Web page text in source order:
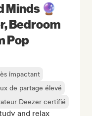
Minds 🔮
Bedroom
Pop
impactant
de partage élevé
Deezer certifié
and relax